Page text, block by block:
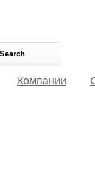
Компании